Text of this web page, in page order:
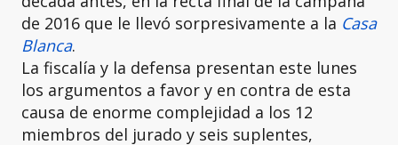
de 2016 que le llevó sorpresivamente a la Casa
Blanca.
La fiscalía y la defensa presentan este lunes
los argumentos a favor y en contra de esta
causa de enorme complejidad a los 12
miembros del jurado y seis suplentes,